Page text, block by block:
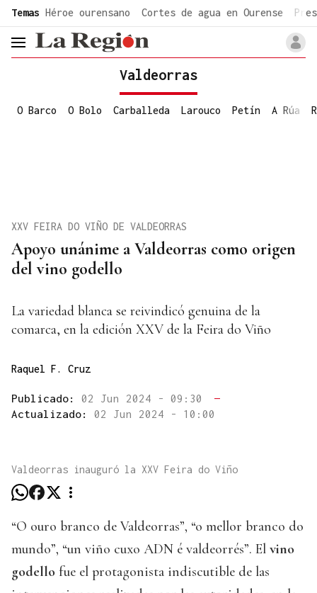
common.go-to-content
Temas Héroe ourensano Cortes de agua en Ourense
header.menu.open
Valdeorras
O Barco O Bolo Carballeda Larouco Petín A Rúa
Apoyo unánime a Valdeorras como origen
del vino godello
XXV FEIRA DO VIÑO DE VALDEORRAS
La variedad blanca se reivindicó genuina de la
comarca, en la edición XXV de la Feira do Viño
Raquel F. Cruz
Publicado: 02 Jun 2024 - 09:30
—
Actualizado: 02 Jun 2024 - 10:00
Valdeorras inauguró la XXV Feira do Viño
“O ouro branco de Valdeorras”, “o mellor branco do
mundo”, “un viño cuxo ADN é valdeorrés”. El vino
godello fue el protagonista indiscutible de las